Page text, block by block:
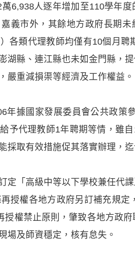
6,938人逐年增加至110學年
義市外，其餘地方政府長期
各類代理教師均僅有10個月
湖縣、連江縣也未如金門縣，
嚴重減損渠等經濟及工作權益。
年據國家發展委員會公共政策
予代理教師1年聘期等情，雖
採取有效措施促其落實辦理，
定「高級中等以下學校兼任代
授權各地方政府另訂補充規
授權禁止原則，肇致各地方政
場及師資穩定，核有怠失。